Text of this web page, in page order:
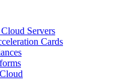
Servers
Cards